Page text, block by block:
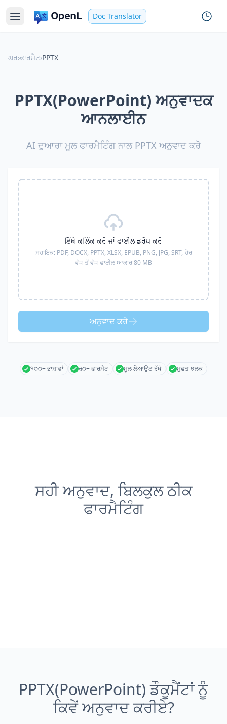
Doc Translator
ਘਰ›ਫਾਰਮੈਟ›PPTX
PPTX(PowerPoint) ਅਨੁਵਾਦਕ
ਆਨਲਾਈਨ
AI ਦੁਆਰਾ ਮੂਲ ਫਾਰਮੈਟਿੰਗ ਨਾਲ PPTX ਅਨੁਵਾਦ ਕਰੋ
ਇੱਥੇ ਕਲਿੱਕ ਕਰੋ ਜਾਂ ਫਾਈਲ ਡਰੌਪ ਕਰੋ
ਸਹਾਇਕ: PDF, DOCX, PPTX, XLSX, EPUB, PNG, JPG, SRT, ਹੋਰ
ਵੱਧ ਤੋਂ ਵੱਧ ਫਾਈਲ ਆਕਾਰ 80 MB
ਅਨੁਵਾਦ ਕਰੋ
੧੦੦+ ਭਾਸ਼ਾਵਾਂ ੩੦+ ਫਾਰਮੈਟ ਮੂਲ ਲੇਆਉਟ ਰੱਖੋ ਮੁਫ਼ਤ ਝਲਕ
ਸਹੀ ਅਨੁਵਾਦ, ਬਿਲਕੁਲ ਠੀਕ
ਫਾਰਮੈਟਿੰਗ
PPTX(PowerPoint) ਡੌਕੂਮੈਂਟਾਂ ਨੂੰ
ਕਿਵੇਂ ਅਨੁਵਾਦ ਕਰੀਏ?